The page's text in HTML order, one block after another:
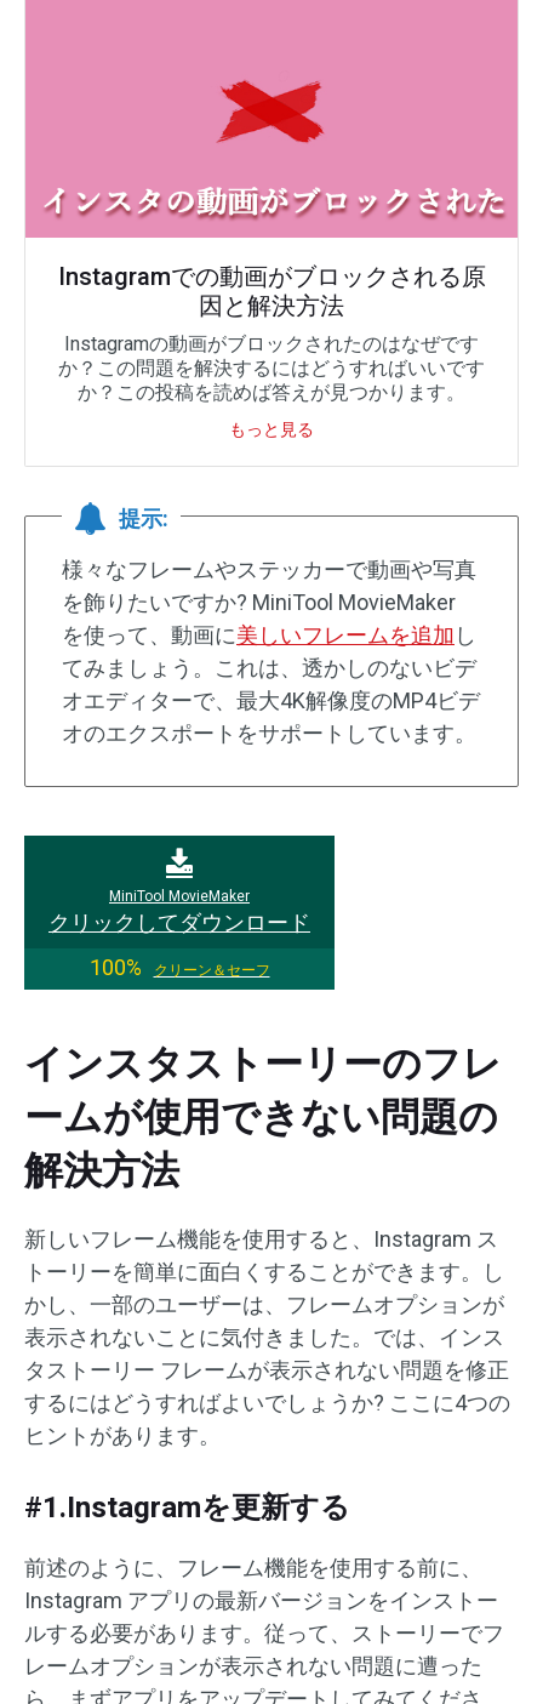
Instagramでの動画がブロックされる原
因と解決方法
Instagramの動画がブロックされたのはなぜです
か？この問題を解決するにはどうすればいいです
か？この投稿を読めば答えが見つかります。
もっと見る
提示:
様々なフレームやステッカーで動画や写真
を飾りたいですか? MiniTool MovieMaker
を使って、動画に美しいフレームを追加 し
てみましょう。これは、透かしのないビデ
オエディターで、最大4K解像度のMP4ビデ
オのエクスポートをサポートしています。
MiniTool MovieMaker
クリックしてダウンロード
100%
クリーン＆セーフ
インスタストーリーのフレ
ームが使用できない問題の
解決方法
新しいフレーム機能を使用すると、Instagram ス
トーリーを簡単に面白くすることができます。し
かし、一部のユーザーは、フレームオプションが
表示されないことに気付きました。では、インス
タストーリー フレームが表示されない問題を修正
するにはどうすればよいでしょうか? ここに4つの
ヒントがあります。
#1.Instagramを更新する
前述のように、フレーム機能を使用する前に、
Instagram アプリの最新バージョンをインストー
ルする必要があります。従って、ストーリーでフ
レームオプションが表示されない問題に遭った
ら、まずアプリをアップデートしてみてくださ